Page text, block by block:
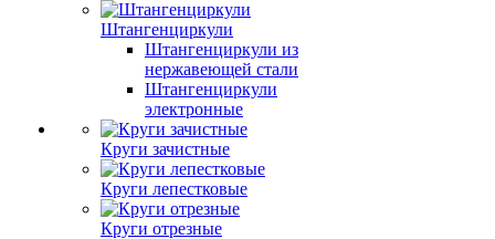
Штангенциркули
Штангенциркули из
нержавеющей стали
Штангенциркули
электронные
Круги зачистные
Круги лепестковые
Круги отрезные